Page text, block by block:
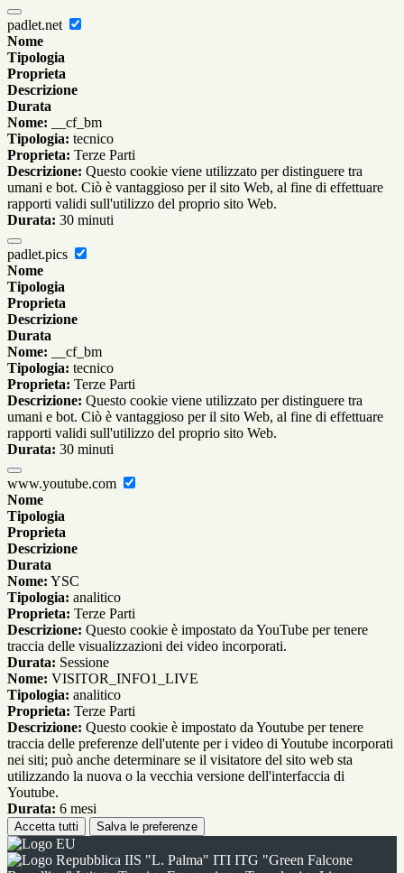
padlet.net
Nome
Tipologia
Proprieta
Descrizione
Durata
Nome: __cf_bm
Tipologia: tecnico
Proprieta: Terze Parti
Descrizione: Questo cookie viene utilizzato per distinguere tra
umani e bot. Ciò è vantaggioso per il sito Web, al fine di effettuare
rapporti validi sull'utilizzo del proprio sito Web.
Durata: 30 minuti
padlet.pics
Nome
Tipologia
Proprieta
Descrizione
Durata
Nome: __cf_bm
Tipologia: tecnico
Proprieta: Terze Parti
Descrizione: Questo cookie viene utilizzato per distinguere tra
umani e bot. Ciò è vantaggioso per il sito Web, al fine di effettuare
rapporti validi sull'utilizzo del proprio sito Web.
Durata: 30 minuti
www.youtube.com
Nome
Tipologia
Proprieta
Descrizione
Durata
Nome: YSC
Tipologia: analitico
Proprieta: Terze Parti
Descrizione: Questo cookie è impostato da YouTube per tenere
traccia delle visualizzazioni dei video incorporati.
Durata: Sessione
Nome: VISITOR_INFO1_LIVE
Tipologia: analitico
Proprieta: Terze Parti
Descrizione: Questo cookie è impostato da Youtube per tenere
traccia delle preferenze dell'utente per i video di Youtube incorporati
nei siti; può anche determinare se il visitatore del sito web sta
utilizzando la nuova o la vecchia versione dell'interfaccia di
Youtube.
Durata: 6 mesi
Accetta tutti Salva le preferenze
IIS "L. Palma" ITI ITG "Green Falcone